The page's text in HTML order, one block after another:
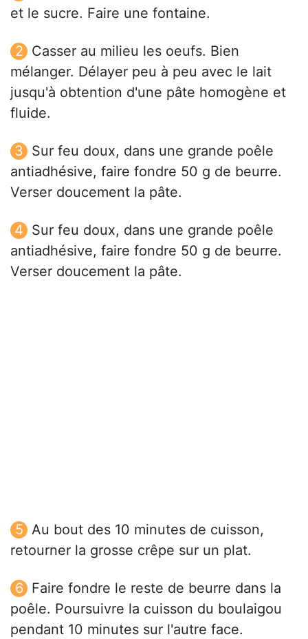
et le sucre. Faire une fontaine.
Casser au milieu les oeufs. Bien
mélanger. Délayer peu à peu avec le lait
jusqu'à obtention d'une pâte homogène et
fluide.
Sur feu doux, dans une grande poêle
antiadhésive, faire fondre 50 g de beurre.
Verser doucement la pâte.
Sur feu doux, dans une grande poêle
antiadhésive, faire fondre 50 g de beurre.
Verser doucement la pâte.
Au bout des 10 minutes de cuisson,
retourner la grosse crêpe sur un plat.
Faire fondre le reste de beurre dans la
poêle. Poursuivre la cuisson du boulaigou
pendant 10 minutes sur l'autre face.